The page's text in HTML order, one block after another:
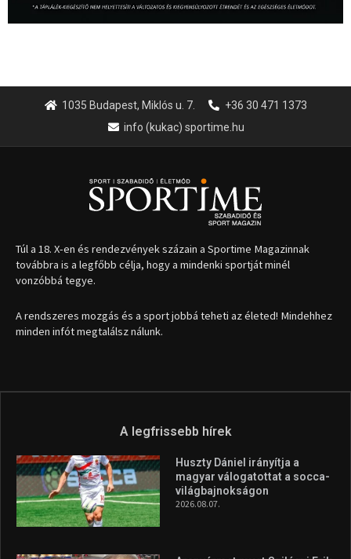
1035 Budapest, Miklós u. 7.
+36 30 471 1373
info (kukac) sportime.hu
Túl a 18. X-en és rendezvények százain a Sportime Magazinnak
továbbra is a legfőbb célja, hogy a mindenki sportját minél
vonzóbbá tegye.
A rendszeres mozgás és a sport jobbá teheti az életed! Mindehhez
minden infót megtalálsz nálunk.
A legfrissebb hírek
Huszty Dániel irányítja a
magyar válogatottat a socca-
világbajnokságon
2026.08.07.